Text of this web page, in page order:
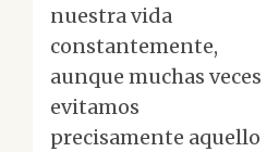
nuestra vida
constantemente,
aunque muchas veces
evitamos
precisamente aquello